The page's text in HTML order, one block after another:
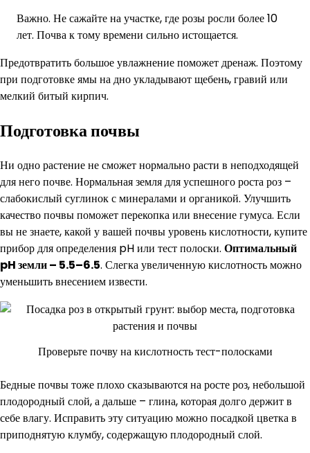
Важно. Не сажайте на участке, где розы росли более 10
лет. Почва к тому времени сильно истощается.
Предотвратить большое увлажнение поможет дренаж. Поэтому
при подготовке ямы на дно укладывают щебень, гравий или
мелкий битый кирпич.
Подготовка почвы
Ни одно растение не сможет нормально расти в неподходящей
для него почве. Нормальная земля для успешного роста роз –
слабокислый суглинок с минералами и органикой. Улучшить
качество почвы поможет перекопка или внесение гумуса. Если
вы не знаете, какой у вашей почвы уровень кислотности, купите
прибор для определения pH или тест полоски. Оптимальный
pH земли – 5.5–6.5. Слегка увеличенную кислотность можно
уменьшить внесением извести.
Проверьте почву на кислотность тест-полосками
Бедные почвы тоже плохо сказываются на росте роз, небольшой
плодородный слой, а дальше – глина, которая долго держит в
себе влагу. Исправить эту ситуацию можно посадкой цветка в
приподнятую клумбу, содержащую плодородный слой.